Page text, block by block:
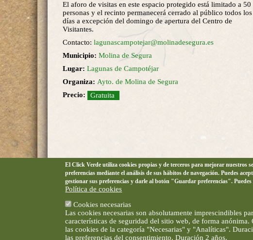
El aforo de visitas en este espacio protegido está limitado a 50
personas y el recinto permanecerá cerrado al público todos los
días a excepción del domingo de apertura del Centro de
Visitantes.
Contacto: lagunascampotejar@molinadesegura.es
Municipio: Molina de Segura
Lugar: Lagunas de Campotéjar
Organiza: Ayto. de Molina de Segura
Precio:
Gratuita
El Click Verde utiliza cookies propias y de terceros para mejorar nuestros
preferencias mediante el análisis de sus hábitos de navegación. Puedes
gestionar sus preferencias y darle al botón "Guardar preferencias".
Política de cookies
Cookies necesarias
Las cookies necesarias son absolutamente imprescindibles
características de seguridad del sitio web, de forma
las cookies de la categoría "Necesarias" y "Analíticas".
las preferencias del consentimiento. Duración 2 años.